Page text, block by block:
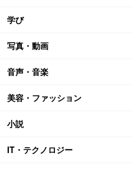
学び
写真・動画
音声・音楽
美容・ファッション
小説
IT・テクノロジー